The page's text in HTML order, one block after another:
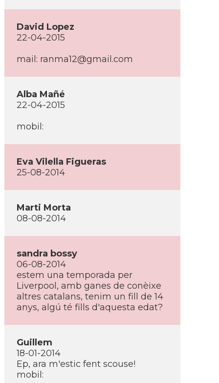
David Lopez
22-04-2015
mail: ranma12@gmail.com
Alba Mañé
22-04-2015
mobil:
Eva Vilella Figueras
25-08-2014
Marti Morta
08-08-2014
sandra bossy
06-08-2014
estem una temporada per
Liverpool, amb ganes de conèixe
altres catalans, tenim un fill de 14
anys, algú té fills d'aquesta edat?
Guillem
18-01-2014
Ep, ara m'estic fent scouse!
mobil: